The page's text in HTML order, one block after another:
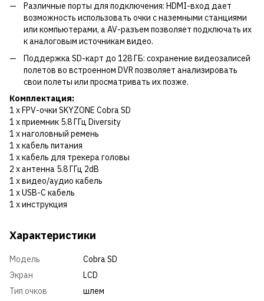
Различные порты для подключения: HDMI-вход дает
возможность использовать очки с наземными станциями
или компьютерами, а AV-разъем позволяет подключать их
к аналоговым источникам видео.
Поддержка SD-карт до 128 ГБ: сохранение видеозаписей
полетов во встроенном DVR позволяет анализировать
свои полеты или просматривать их позже.
Комплектация:
1 х FPV-очки SKYZONE Cobra SD
1 х приемник 5.8 ГГц Diversity
1 х наголовный ремень
1 х кабель питания
1 х кабель для трекера головы
2 х антенна 5.8 ГГц 2dB
1 х видео/аудио кабель
1 х USB-C кабель
1 х инструкция
Характеристики
Модель
Cobra SD
Экран
LCD
Тип очков
шлем